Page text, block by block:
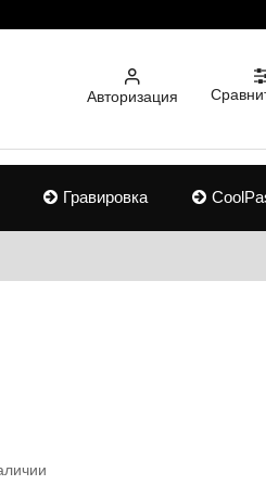
Авторизация
Гравировка